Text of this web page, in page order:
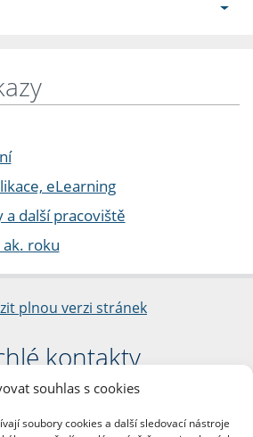
souhlas s cookies
soubory cookies a další sledovací nástroje
eLearning
a další pracoviště
roku
plnou verzi stránek
kontakty
fakulta
Jana Palacha 1/2